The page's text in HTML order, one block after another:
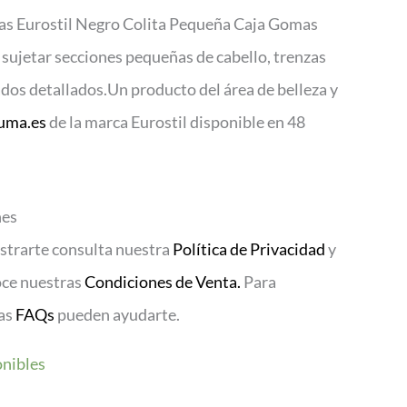
Eurostil Negro Colita Pequeña Caja Gomas
secciones pequeñas de cabello, trenzas
detallados.Un producto del área de belleza y
de la marca Eurostil disponible en 48
consulta nuestra Política de Privacidady
nuestrasCondiciones de Venta. Para
FAQs pueden ayudarte.